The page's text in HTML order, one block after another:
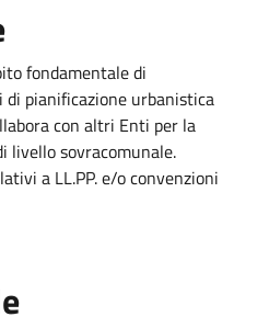
fondamentale di
pianificazione urbanistica
con altri Enti per la
livello sovracomunale.
a LL.PP. e/o convenzioni